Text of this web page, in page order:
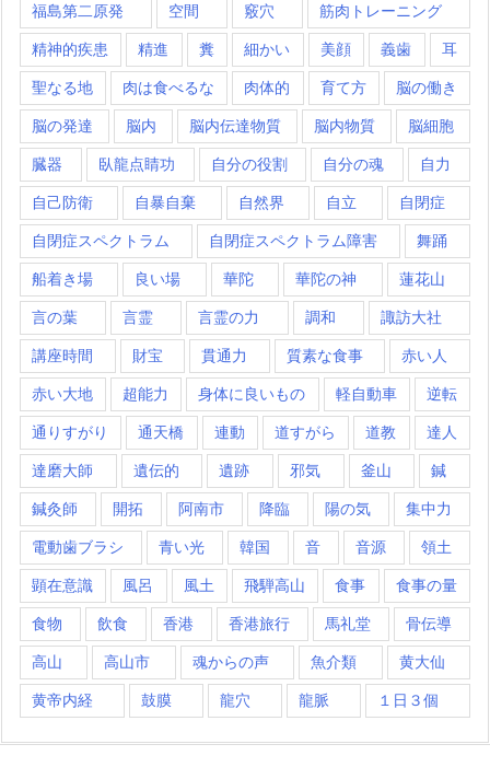
福島第二原発 空間 竅穴 筋肉トレーニング
精神的疾患 精進 糞 細かい 美顔 義歯 耳
聖なる地 肉は食べるな 肉体的 育て方 脳の働き
脳の発達 脳内 脳内伝達物質 脳内物質 脳細胞
臓器 臥龍点睛功 自分の役割 自分の魂 自力
自己防衛 自暴自棄 自然界 自立 自閉症
自閉症スペクトラム 自閉症スペクトラム障害 舞踊
船着き場 良い場 華陀 華陀の神 蓮花山
言の葉 言霊 言霊の力 調和 諏訪大社
講座時間 財宝 貫通力 質素な食事 赤い人
赤い大地 超能力 身体に良いもの 軽自動車 逆転
通りすがり 通天橋 連動 道すがら 道教 達人
達磨大師 遺伝的 遺跡 邪気 釜山 鍼
鍼灸師 開拓 阿南市 降臨 陽の気 集中力
電動歯ブラシ 青い光 韓国 音 音源 領土
顕在意識 風呂 風土 飛騨高山 食事 食事の量
食物 飲食 香港 香港旅行 馬礼堂 骨伝導
高山 高山市 魂からの声 魚介類 黄大仙
黄帝内経 鼓膜 龍穴 龍脈 １日３個